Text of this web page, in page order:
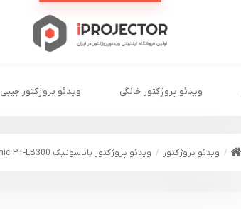
ویدئو پروژکتور خانگی ویدئو پروژکتور جیبی
ویدئو پروژکتور ویدئو پروژکتور پاناسونیک Panasonic PT-LB300